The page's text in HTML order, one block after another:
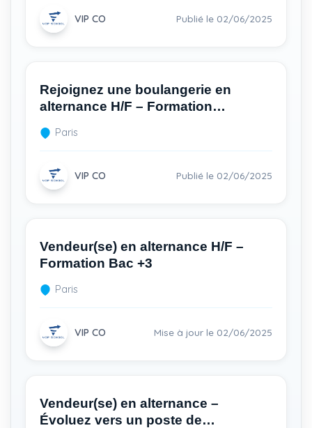
VIP CO Publié le 02/06/2025
Rejoignez une boulangerie en
alternance H/F – Formation
Paris
VIP CO Publié le 02/06/2025
Vendeur(se) en alternance H/F –
Formation Bac +3
Paris
VIP CO Mise à jour le 02/06/2025
Vendeur(se) en alternance –
Évoluez vers un poste de